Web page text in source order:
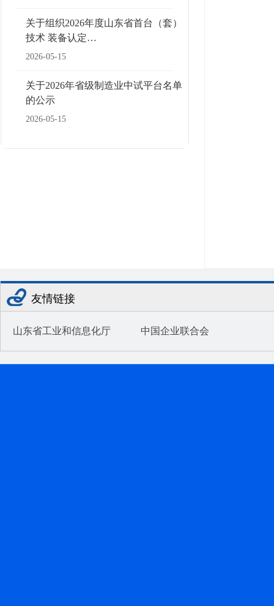
关于组织2026年度山东省首台（套）
技术 装备认定…
2026-05-15
关于2026年省级制造业中试平台名单
的公示
2026-05-15
友情链接
山东省工业和信息化厅 中国企业联合会